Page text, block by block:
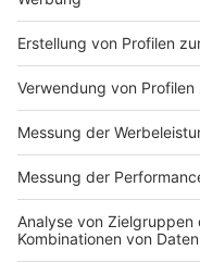
Papptellern zu
sondern leuchtet
Alles was ihr
Anzeige
2Pappteller*